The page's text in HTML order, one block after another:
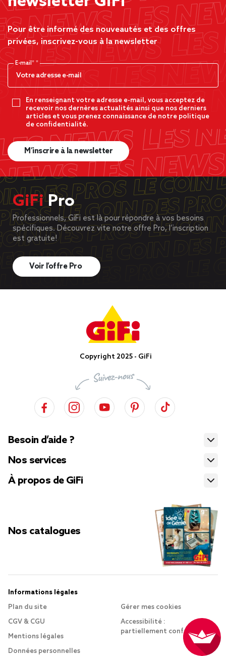
Pour être informé des nouveautés et des offres
privées, inscrivez-vous à la newsletter
E-mail*
En renseignant votre adresse e-mail, vous acceptez de
recevoir nos dernères actualités ainsi que nos derniers
articles et vous prenez connaissance de notre politique
de confidentialité.
M’inscrire à la newsletter
GiFiPro
Professionnels, GiFi est là pour répondre à vos besoins
spécifiques. Découvrez vite notre offre Pro, l’inscription
est gratuite!
Voir l’offre Pro
Copyright 2025 - GiFi
Besoin d’aide ?
Nos services
À propos de GiFi
Nos catalogues
Informations légales
Plan du site
CGV & CGU
Mentions légales
Données personnelles
Gérer mes cookies
Accessibilité :
partiellement conforme